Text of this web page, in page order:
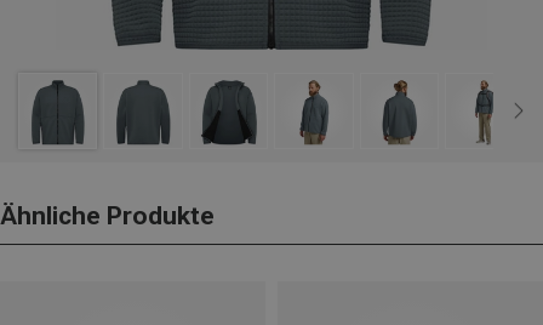
Ähnliche Produkte